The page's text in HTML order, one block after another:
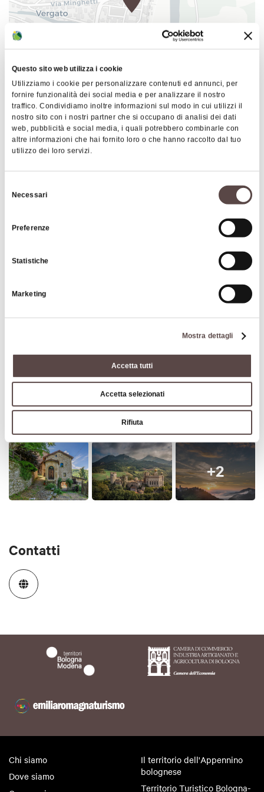
Questo sito web utilizza i cookie
Utilizziamo i cookie per personalizzare contenuti ed annunci, per
fornire funzionalità dei social media e per analizzare il nostro
traffico. Condividiamo inoltre informazioni sul modo in cui utilizzi il
nostro sito con i nostri partner che si occupano di analisi dei dati
web, pubblicità e social media, i quali potrebbero combinarle con
altre informazioni che hai fornito loro o che hanno raccolto dal tuo
utilizzo dei loro servizi.
delNecessari
Preferenze
Statistiche
Marketing
Mostra dettagli
Accetta tutti
Accetta selezionati
Rifiuta
Vergato, dove è possibile ammirare le opere del
pittore e scultore Luigi Ontani, senza trascurare un
passaggio per la piazza principale, dove si trova il
municipio. Il cammino prosegue verso Grizzana
Morandi, toccando i borghi di Sterpi, Stanco e la
Scola, patria dell'arte degli scalpellini, e
naturalmente la Rocchetta Mattei, castello fiabesco
nel cuore dell'Appennino. Dopo la salita a
Montovolo (e una visita al santuario e all'oratorio di
Labante) fino a Castel d'Aiano. Qui i nostri passi si
lungo la Linea Gotica, tra i Monti della Spe, Pigna e
Roffeno, a Tolè (con i suoi murales) e si scende
Per maggiori informazioni, download delle tracce
e contatti utili rimandiamo alsito ufficiale.
Leaflet |© OpenStreetMapcontributors ©
I tesori del Reno
40038 Vergato
Immagini
+2
Contatti
Chi siamo
Dove siamo
Il territorio dell'Appennino
bolognese
Territorio Turistico Bologna-